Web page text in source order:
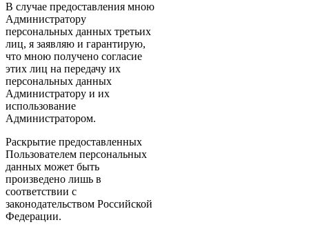
В случае предоставления мною
Администратору
персональных данных третьих
лиц, я заявляю и гарантирую,
что мною получено согласие
этих лиц на передачу их
персональных данных
Администратору и их
использование
Администратором.
Раскрытие предоставленных
Пользователем персональных
данных может быть
произведено лишь в
соответствии с
законодательством Российской
Федерации.